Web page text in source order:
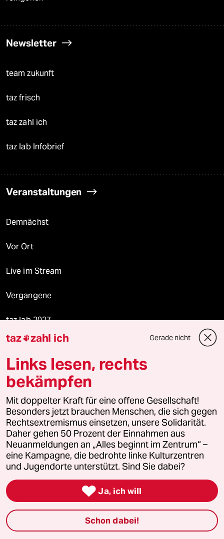
Newsletter
team zukunft
taz frisch
taz zahl ich
taz lab Infobrief
Veranstaltungen
Demnächst
Vor Ort
Live im Stream
Vergangene
taz lab 2027
Mehr taz Lesestoff
taz Blogs
taz FUTURZWEI
Le Monde diplomatique
taz Archiv
Mehr taz Angebote
taz zahl ich Gerade nicht
Links lesen, rechts
bekämpfen
Mit doppelter Kraft für eine offene Gesellschaft!
Besonders jetzt brauchen Menschen, die sich gegen
Rechtsextremismus einsetzen, unsere Solidarität.
Daher gehen 50 Prozent der Einnahmen aus
Neuanmeldungen an „Alles beginnt im Zentrum“ –
eine Kampagne, die bedrohte linke Kulturzentren
und Jugendorte unterstützt. Sind Sie dabei?
 Ja, ich will
Schon dabei!